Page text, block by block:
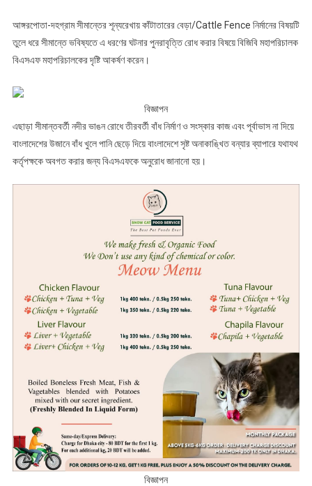
আঙ্গরপোতা-দহগ্রাম সীমান্তের শূন্যরেখায় কাঁটাতারের বেড়া/Cattle Fence নির্মানের বিষয়টি
তুলে ধরে সীমান্তে ভবিষ্যতে এ ধরণের ঘটনার পুনরাবৃত্তি রোধ করার বিষয়ে বিজিবি মহাপরিচালক
বিএসএফ মহাপরিচালকের দৃষ্টি আকর্ষণ করেন।
বিজ্ঞাপন
এছাড়া সীমান্তবর্তী নদীর ভাঙন রোধে তীরবর্তী বাঁধ নির্মাণ ও সংস্কার কাজ এবং পূর্বাভাস না দিয়ে
বাংলাদেশের উজানে বাঁধ খুলে পানি ছেড়ে দিয়ে বাংলাদেশে সৃষ্ট অনাকাঙ্খিত বন্যার ব্যাপারে যথাযথ
কর্তৃপক্ষকে অবগত করার জন্য বিএসএফকে অনুরোধ জানানো হয়।
বিজ্ঞাপন